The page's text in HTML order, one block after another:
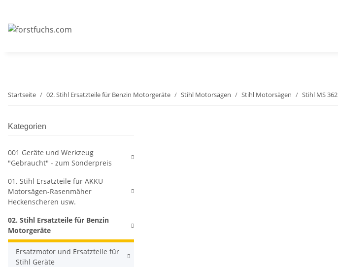
Startseite 02. Stihl Ersatzteile für Benzin Motorgeräte Stihl Motorsägen Stihl Motorsägen Stihl MS 362
Kategorien
001 Geräte und Werkzeug
"Gebraucht" - zum Sonderpreis
01. Stihl Ersatzteile für AKKU
Motorsägen-Rasenmäher
Heckenscheren usw.
02. Stihl Ersatzteile für Benzin
Motorgeräte
Ersatzmotor und Ersatzteile für
Stihl Geräte